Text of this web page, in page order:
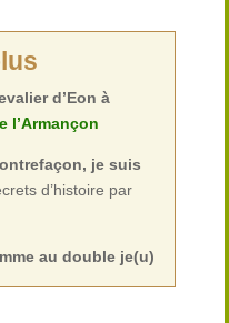
d’Eon à
l’Armançon
je suis
d’histoire par
au double je(u)